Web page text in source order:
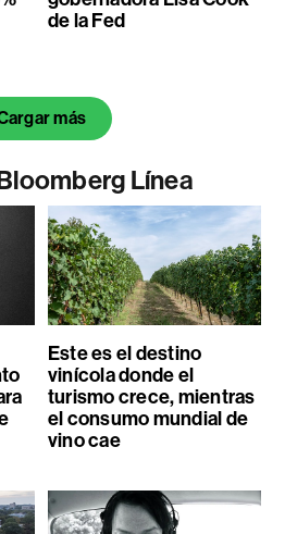
de la Fed
más
Línea
Este es el destino
vinícola donde el
turismo crece, mientras
el consumo mundial de
vino cae